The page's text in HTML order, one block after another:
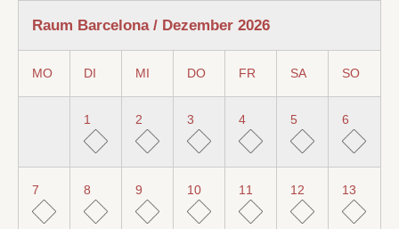
Raum Barcelona / Dezember 2026
MO DI MI DO FR SA SO
1 2 3 4 5 6
7 8 9 10 11 12 13